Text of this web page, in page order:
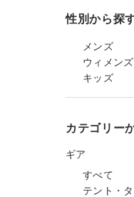
性別から探
メンズ
ウィメンズ
キッズ
カテゴリー
ギア
すべて
テント・